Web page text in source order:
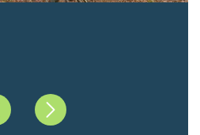
PrécédentSuivant